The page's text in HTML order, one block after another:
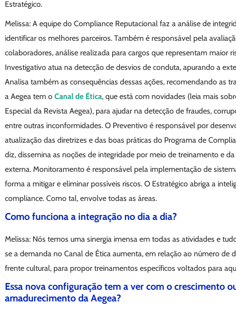
Estratégico.
Melissa: A equipe do Compliance Reputacional faz a análise de
identificar os melhores parceiros. Também é responsável pela
colaboradores, análise realizada para cargos que representam maior
Investigativo atua na detecção de desvios de conduta, apurando a
Analisa também as consequências dessas ações, recomendando as
a Aegea tem o Canal de Ética, que está com novidades (leia mais
Especial da Revista Aegea), para ajudar na detecção de fraudes,
entre outras inconformidades. O Preventivo é responsável por
atualização das diretrizes e das boas práticas do Programa de
diz, dissemina as noções de integridade por meio de treinamento e
externa. Monitoramento é responsável pela implementação de
forma a mitigar e eliminar possíveis riscos. O Estratégico abriga a
compliance. Como tal, envolve todas as áreas.
Como funciona a integração no dia a dia?
Melissa: Nós temos uma sinergia imensa em todas as atividades e
se a demanda no Canal de Ética aumenta, em relação ao número de
frente cultural, para propor treinamentos específicos voltados para
Essa nova configuração tem a ver com o crescimento
amadurecimento da Aegea?